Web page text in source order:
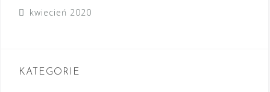
kwiecień 2020
KATEGORIE